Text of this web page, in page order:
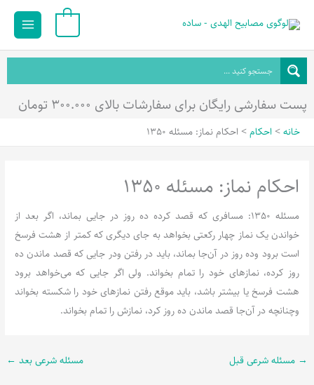
محتوا
Main
پست سفارشی رایگان برای سفارشات بالای ۳۰۰.۰۰۰ تومان
خانه احکام احکام نماز: مسئله 1350
احکام نماز: مسئله 1350
مسئله 1350: مسافری که قصد کرده ده روز در جایی بماند، اگر بعد از
خواندن یک نماز چهار رکعتی بخواهد به جای دیگری که کمتر از هشت فرسخ
است برود وده روز در آن‌جا بماند، باید در رفتن ودر جایی که قصد ماندن ده
روز کرده، نمازهای خود را تمام بخواند. ولی اگر جایی که می‌خواهد برود
هشت فرسخ یا بیشتر باشد، باید موقع رفتن نمازهای خود را شکسته بخواند
وچنانچه در آن‌جا قصد ماندن ده روز کرد، نمازش را تمام بخواند.
→ مسئله شرعی قبل مسئله شرعی بعد ←